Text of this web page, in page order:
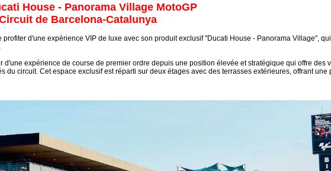
House - Panorama Village MotoGP
de Barcelona-Catalunya
d'une expérience VIP de luxe avec son produit exclusif "Ducati House - Panorama Village",
expérience de course de premier ordre depuis une position élevée et stratégique qui offre des
circuit. Cet espace exclusif est réparti sur deux étages avec des terrasses extérieures, offrant une